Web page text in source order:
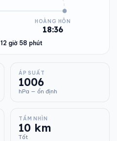
HOÀNG HÔN
18:36
12 giờ 58 phút
ÁP SUẤT
1006
hPa — ổn định
TẦM NHÌN
10 km
Tốt